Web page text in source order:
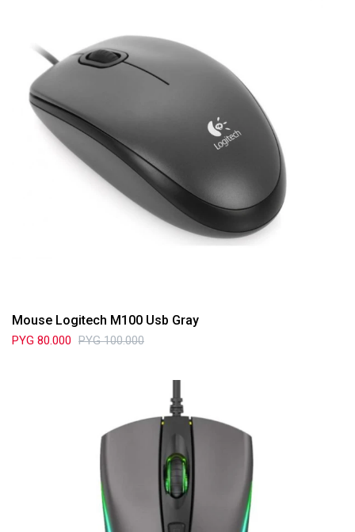
Mouse Logitech M100 Usb Gray
PYG 80.000 PYG 100.000